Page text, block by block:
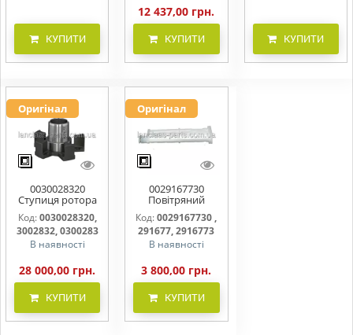
КУПИТИ
12 437,00 грн.
КУПИТИ КУПИТИ
Оригінал
0030028320
Ступиця ротора
CLAAS
Код:0030028320,
3002832, 0300283
В наявності
28 000,00 грн.
КУПИТИ
Оригінал
0029167730
Повітряний
фільтр бака
(фільтр AdBlue)
Код: 0029167730 ,
291677, 2916773
В наявності
3 800,00 грн.
КУПИТИ